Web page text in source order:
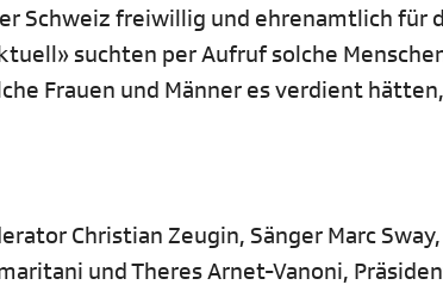
Schweiz freiwillig und ehrenamtlich für
suchten per Aufruf solche
Frauen und Männer es verdient
Christian Zeugin, Sänger Marc Sway,
und Theres Arnet-Vanoni,